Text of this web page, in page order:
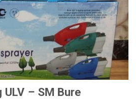
– SM Bure